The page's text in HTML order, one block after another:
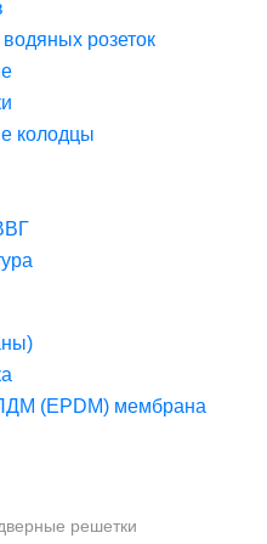
розеток
колодцы
(EPDM) мембрана
решетки